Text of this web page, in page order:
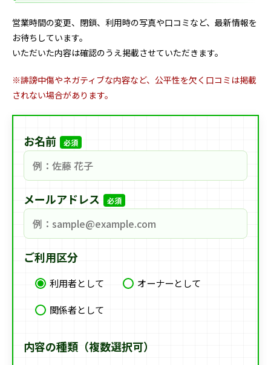
営業時間の変更、閉鎖、利用時の写真や口コミなど、最新情報を
お待ちしています。
いただいた内容は確認のうえ掲載させていただきます。
※誹謗中傷やネガティブな内容など、公平性を欠く口コミは掲載
されない場合があります。
お名前 必須
メールアドレス 必須
ご利用区分
利用者として
オーナーとして
関係者として
内容の種類（複数選択可）